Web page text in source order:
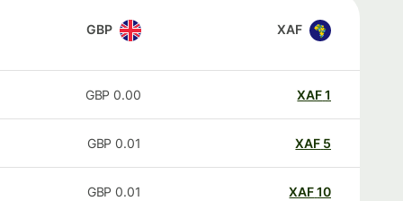
XAF
GBP
XAF
0.00
GBP
XAF
0.01
GBP
XAF
0.01
GBP